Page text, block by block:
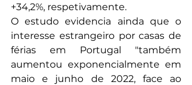
+34,2%, respetivamente.
O estudo evidencia ainda que o
interesse estrangeiro por casas de
férias em Portugal "também
aumentou exponencialmente em
maio e junho de 2022, face ao